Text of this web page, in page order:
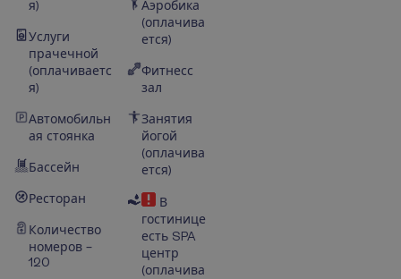
я)
Услуги
прачечной
(оплачиваетс
я)
Автомобильн
ая стоянка
Бассейн
Ресторан
Количество
номеров –
120
Аэробика
(оплачива
ется)
Фитнесс
зал
Занятия
йогой
(оплачива
ется)
В
гостинице
есть SPA
центр
(оплачива